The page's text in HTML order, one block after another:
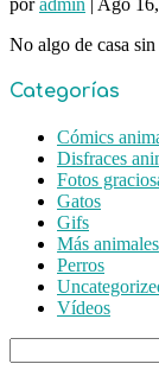
No algo de casa
Categorías
Cómics
Disfraces
Fotos
Gatos
Gifs
Más animales
Perros
Vídeos